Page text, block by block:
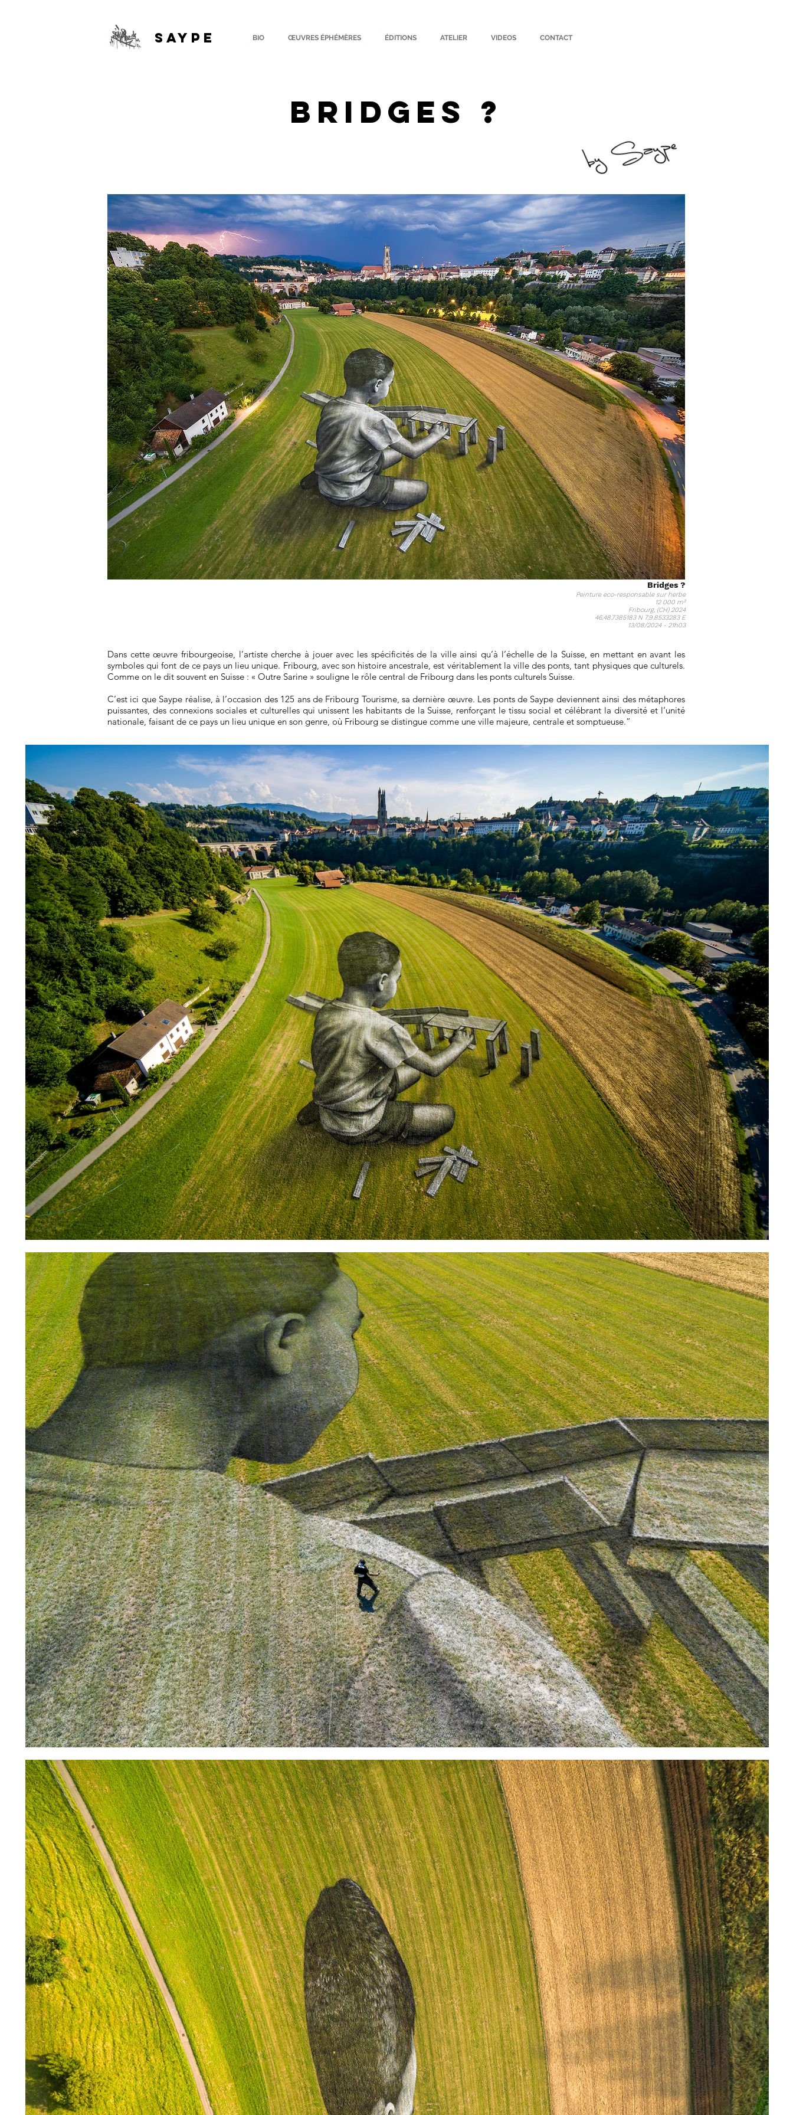
SAYPE BIO ŒUVRES ÉPHÉMÈRES ÉDITIONS ATELIER VIDEOS CONTACT
BRIDGES ?
Bridges ?
Peinture eco-responsable sur herbe
12 000 m²
Fribourg, (CH) 2024
46,48.7385183 N 7,9.8533283 E
13/08/2024 - 21h03
Dans cette œuvre fribourgeoise, l’artiste cherche à jouer avec les spécificités de la ville ainsi qu’à l’échelle de la Suisse, en mettant en avant les
symboles qui font de ce pays un lieu unique. Fribourg, avec son histoire ancestrale, est véritablement la ville des ponts, tant physiques que culturels.
Comme on le dit souvent en Suisse : « Outre Sarine » souligne le rôle central de Fribourg dans les ponts culturels Suisse.
C’est ici que Saype réalise, à l’occasion des 125 ans de Fribourg Tourisme, sa dernière œuvre. Les ponts de Saype deviennent ainsi des métaphores
puissantes, des connexions sociales et culturelles qui unissent les habitants de la Suisse, renforçant le tissu social et célébrant la diversité et l’unité
nationale, faisant de ce pays un lieu unique en son genre, où Fribourg se distingue comme une ville majeure, centrale et somptueuse.”